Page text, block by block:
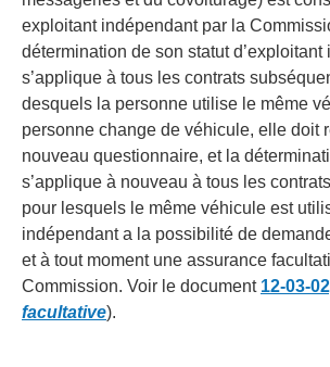
exploitant indépendant par la
détermination de son statut d’exploitant
s’applique à tous les contrats
desquels la personne utilise le même
personne change de véhicule, elle doit
nouveau questionnaire, et la
s’applique à nouveau à tous les
pour lesquels le même véhicule est
indépendant a la possibilité de
et à tout moment une assurance
Commission. Voir le document 12-03-
facultative).